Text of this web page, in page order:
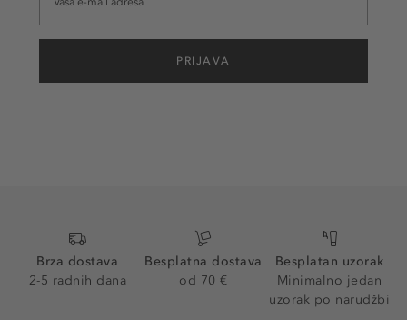
PRIJAVA
Brza dostava
2-5 radnih dana
Besplatna dostava
od 70 €
Besplatan uzorak
Minimalno jedan
uzorak po narudžbi